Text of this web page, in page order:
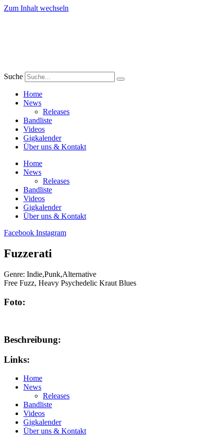
Zum Inhalt wechseln
Suche
Home
News
Releases
Bandliste
Videos
Gigkalender
Über uns & Kontakt
Home
News
Releases
Bandliste
Videos
Gigkalender
Über uns & Kontakt
Facebook Instagram
Fuzzerati
Genre: Indie,Punk,Alternative
Free Fuzz, Heavy Psychedelic Kraut Blues
Foto:
Beschreibung:
Links:
Home
News
Releases
Bandliste
Videos
Gigkalender
Über uns & Kontakt